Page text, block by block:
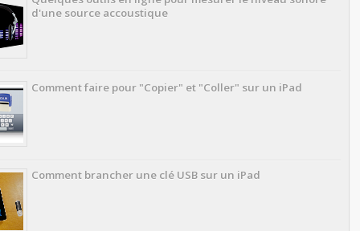
d'une source accoustique
Comment faire pour "Copier" et "Coller" sur un iPad
Comment brancher une clé USB sur un iPad